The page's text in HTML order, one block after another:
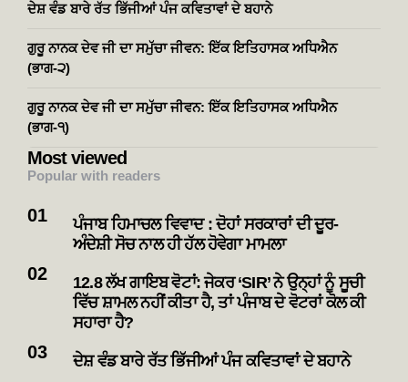
ਦੇਸ਼ ਵੰਡ ਬਾਰੇ ਰੱਤ ਭਿੱਜੀਆਂ ਪੰਜ ਕਵਿਤਾਵਾਂ ਦੇ ਬਹਾਨੇ
ਗੁਰੂ ਨਾਨਕ ਦੇਵ ਜੀ ਦਾ ਸਮੁੱਚਾ ਜੀਵਨ: ਇੱਕ ਇਤਿਹਾਸਕ ਅਧਿਐਨ
(ਭਾਗ-੨)
ਗੁਰੂ ਨਾਨਕ ਦੇਵ ਜੀ ਦਾ ਸਮੁੱਚਾ ਜੀਵਨ: ਇੱਕ ਇਤਿਹਾਸਕ ਅਧਿਐਨ
(ਭਾਗ-੧)
Most viewed
Popular with readers
ਪੰਜਾਬ ਹਿਮਾਚਲ ਵਿਵਾਦ : ਦੋਹਾਂ ਸਰਕਾਰਾਂ ਦੀ ਦੂਰ-
ਅੰਦੇਸ਼ੀ ਸੋਚ ਨਾਲ ਹੀ ਹੱਲ ਹੋਵੇਗਾ ਮਾਮਲਾ
12.8 ਲੱਖ ਗਾਇਬ ਵੋਟਾਂ: ਜੇਕਰ ‘SIR’ ਨੇ ਉਨ੍ਹਾਂ ਨੂੰ ਸੂਚੀ
ਵਿੱਚ ਸ਼ਾਮਲ ਨਹੀਂ ਕੀਤਾ ਹੈ, ਤਾਂ ਪੰਜਾਬ ਦੇ ਵੋਟਰਾਂ ਕੋਲ ਕੀ
ਸਹਾਰਾ ਹੈ?
ਦੇਸ਼ ਵੰਡ ਬਾਰੇ ਰੱਤ ਭਿੱਜੀਆਂ ਪੰਜ ਕਵਿਤਾਵਾਂ ਦੇ ਬਹਾਨੇ